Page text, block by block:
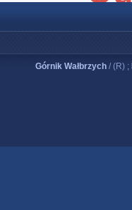
Górnik Wałbrzych / (R) ;